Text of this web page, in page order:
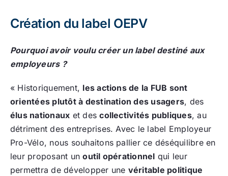
Création du label OEPV
Pourquoi avoir voulu créer un label destiné aux
employeurs ?
« Historiquement, les actions de la FUB sont
orientées plutôt à destination des usagers, des
élus nationaux et descollectivités publiques, au
détriment des entreprises. Avec le label Employeur
Pro-Vélo, nous souhaitons pallier ce déséquilibre en
leur proposant unoutil opérationnel qui leur
permettra de développer une véritable politique